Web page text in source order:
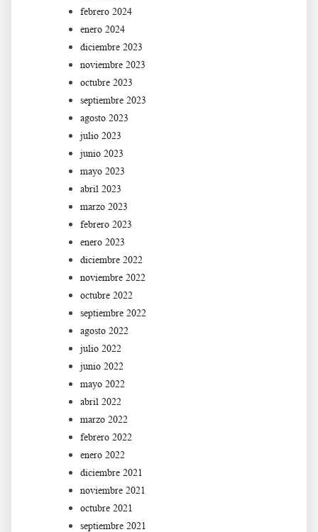
febrero 2024
enero 2024
diciembre 2023
noviembre 2023
octubre 2023
septiembre 2023
agosto 2023
julio 2023
junio 2023
mayo 2023
abril 2023
marzo 2023
febrero 2023
enero 2023
diciembre 2022
noviembre 2022
octubre 2022
septiembre 2022
agosto 2022
julio 2022
junio 2022
mayo 2022
abril 2022
marzo 2022
febrero 2022
enero 2022
diciembre 2021
noviembre 2021
octubre 2021
septiembre 2021